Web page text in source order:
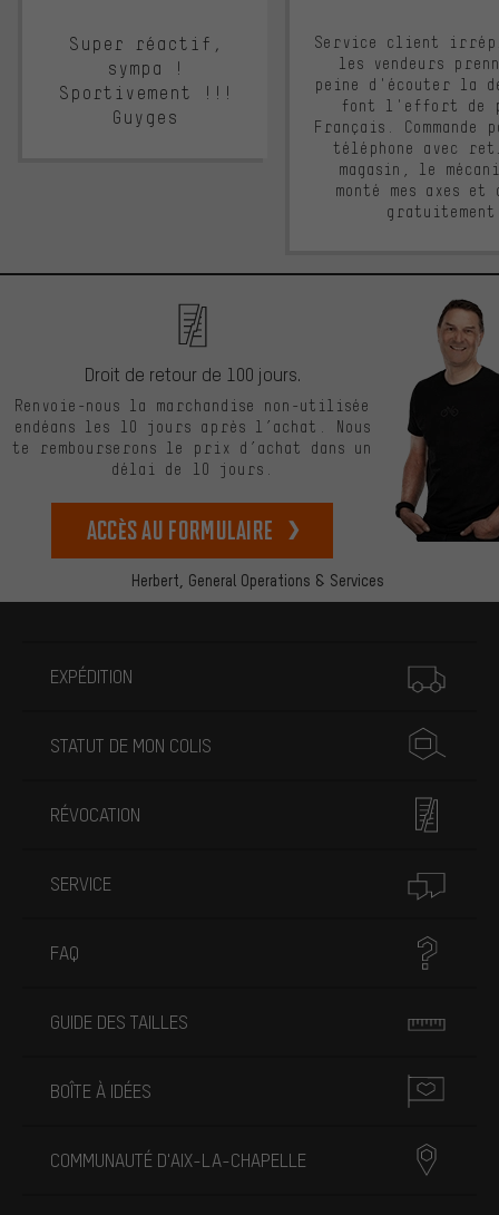
Super réactif,
sympa !
Sportivement !!!
Guyges
Service client
les vendeurs
peine d'écouter la
font l'effort de
Français. Commande
téléphone avec
magasin, le
monté mes axes et
Herbert, General Operations & Services
Droit de retour de 100 jours.
Renvoie-nous la marchandise non-utilisée
endéans les 10 jours après l’achat. Nous
te rembourserons le prix d’achat dans un
délai de 10 jours.
Accès au formulaire
EXPÉDITION
STATUT DE MON COLIS
RÉVOCATION
SERVICE
FAQ
GUIDE DES TAILLES
BOÎTE À IDÉES
COMMUNAUTÉ D'AIX-LA-CHAPELLE